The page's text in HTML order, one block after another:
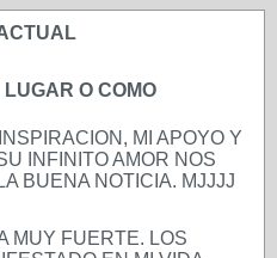
O COMO
MI APOYO Y
INFINITO AMOR NOS
BUENA NOTICIA. MJJJJ
MUY FUERTE. LOS